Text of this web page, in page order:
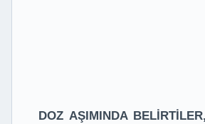
DOZ AŞIMINDA